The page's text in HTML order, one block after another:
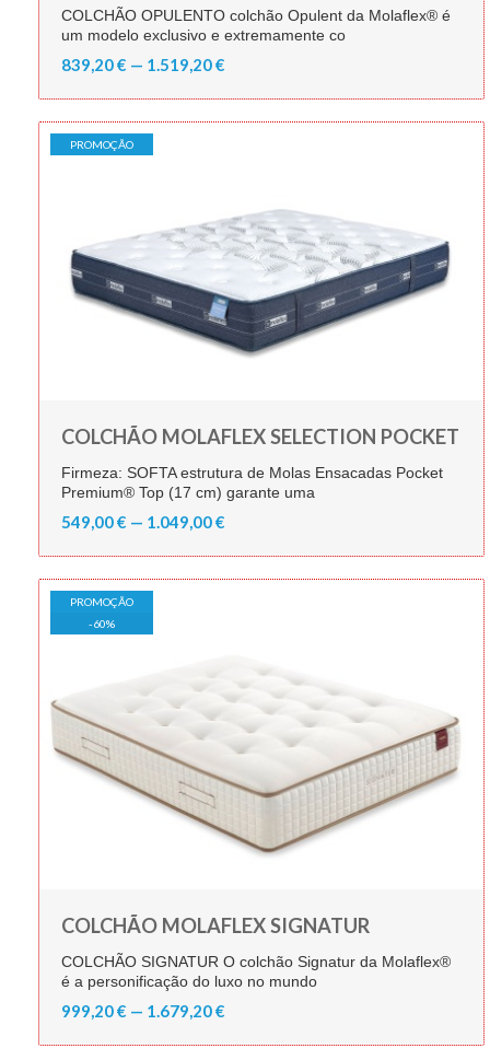
COLCHÃO OPULENTO colchão Opulent da Molaflex® é
um modelo exclusivo e extremamente co
839,20 € — 1.519,20 €
PROMOÇÃO
COLCHÃO MOLAFLEX SELECTION POCKET
Firmeza: SOFTA estrutura de Molas Ensacadas Pocket
Premium® Top (17 cm) garante uma
549,00 € — 1.049,00 €
PROMOÇÃO
-60%
COLCHÃO MOLAFLEX SIGNATUR
COLCHÃO SIGNATUR O colchão Signatur da Molaflex®
é a personificação do luxo no mundo
999,20 € — 1.679,20 €